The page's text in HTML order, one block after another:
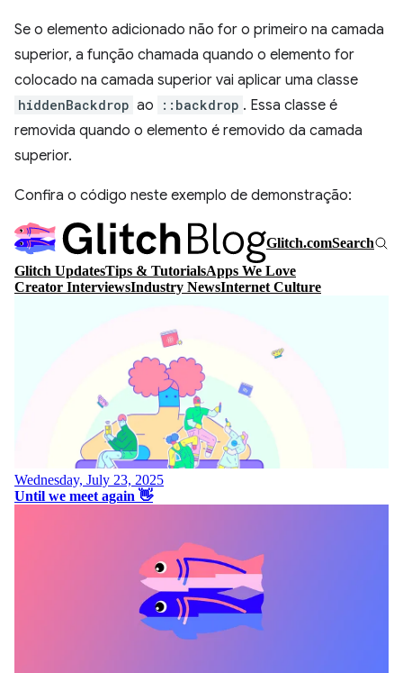
Se o elemento adicionado não for o primeiro na camada
superior, a função chamada quando o elemento for
colocado na camada superior vai aplicar uma classe
hiddenBackdrop ao ::backdrop . Essa classe é
removida quando o elemento é removido da camada
superior.
Confira o código neste exemplo de demonstração: